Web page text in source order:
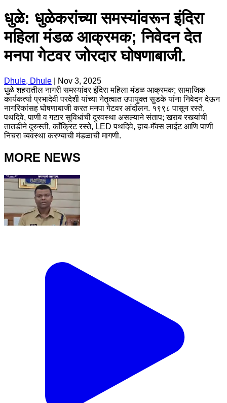
धुळे: धुळेकरांच्या समस्यांवरून इंदिरा
महिला मंडळ आक्रमक; निवेदन देत
मनपा गेटवर जोरदार घोषणाबाजी.
Dhule, Dhule
Nov 3, 2025
धुळे शहरातील नागरी समस्यांवर इंदिरा महिला मंडळ आक्रमक; सामाजिक
कार्यकर्त्या प्रभादेवी परदेशी यांच्या नेतृत्वात उपायुक्त सुडके यांना निवेदन देऊन
नागरिकांसह घोषणाबाजी करत मनपा गेटवर आंदोलन. १९९८ पासून रस्ते,
पथदिवे, पाणी व गटार सुविधांची दुरवस्था असल्याने संताप; खराब रस्त्यांची
तातडीने दुरुस्ती, काँक्रिट रस्ते, LED पथदिवे, हाय-मॅक्स लाईट आणि पाणी
निचरा व्यवस्था करण्याची मंडळाची मागणी.
MORE NEWS